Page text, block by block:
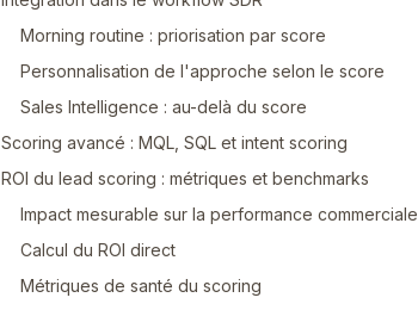
Morning routine : priorisation par score
Personnalisation de l'approche selon le score
Sales Intelligence : au-delà du score
Scoring avancé : MQL, SQL et intent scoring
ROI du lead scoring : métriques et benchmarks
Impact mesurable sur la performance commerciale
Calcul du ROI direct
Métriques de santé du scoring